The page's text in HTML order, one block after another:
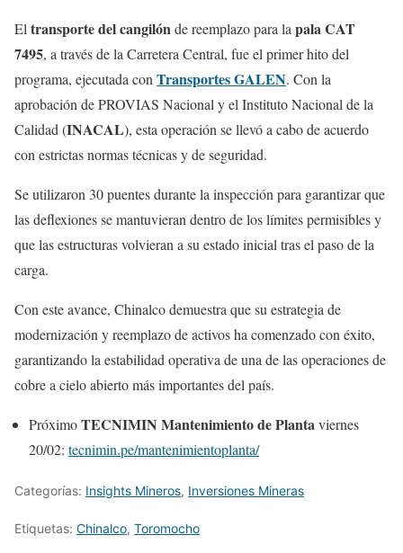
El transporte del cangilónde reemplazo para la pala CAT
7495, a través de la Carretera Central, fue el primer hito del
programa, ejecutada con Transportes GALEN. Con la
aprobación de PROVIAS Nacional y el Instituto Nacional de la
Calidad (INACAL), esta operación se llevó a cabo de acuerdo
con estrictas normas técnicas y de seguridad.
Se utilizaron 30 puentes durante la inspección para garantizar que
las deflexiones se mantuvieran dentro de los límites permisibles y
que las estructuras volvieran a su estado inicial tras el paso de la
carga.
Con este avance, Chinalco demuestra que su estrategia de
modernización y reemplazo de activos ha comenzado con éxito,
garantizando la estabilidad operativa de una de las operaciones de
cobre a cielo abierto más importantes del país.
PróximoTECNIMIN Mantenimiento de Plantaviernes
20/02: tecnimin.pe/mantenimientoplanta/
Categorías: Insights Mineros, Inversiones Mineras
Etiquetas: Chinalco, Toromocho